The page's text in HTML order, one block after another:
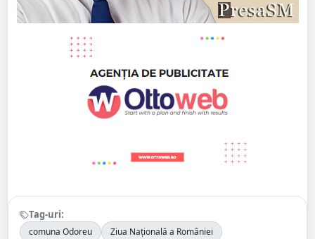
Tag-uri:
comuna Odoreu Ziua Națională a României